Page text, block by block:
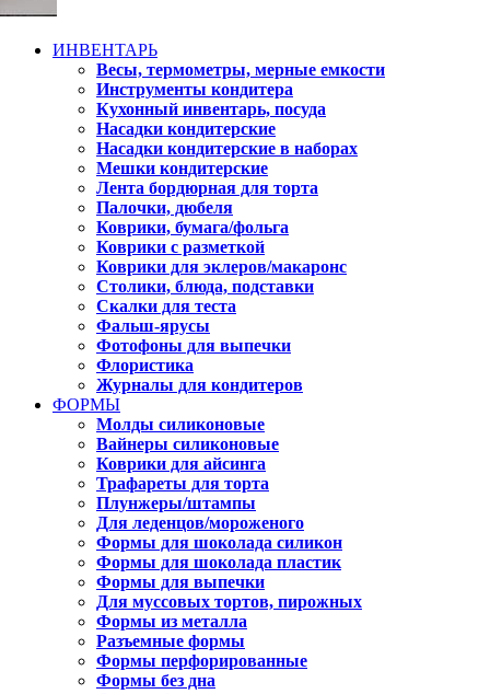
ИНВЕНТАРЬ
Весы, термометры, мерные емкости
Инструменты кондитера
Кухонный инвентарь, посуда
Насадки кондитерские
Насадки кондитерские в наборах
Мешки кондитерские
Лента бордюрная для торта
Палочки, дюбеля
Коврики, бумага/фольга
Коврики с разметкой
Коврики для эклеров/макаронс
Столики, блюда, подставки
Скалки для теста
Фальш-ярусы
Фотофоны для выпечки
Флористика
Журналы для кондитеров
ФОРМЫ
Молды силиконовые
Вайнеры силиконовые
Коврики для айсинга
Трафареты для торта
Плунжеры/штампы
Для леденцов/мороженого
Формы для шоколада силикон
Формы для шоколада пластик
Формы для выпечки
Для муссовых тортов, пирожных
Формы из металла
Разъемные формы
Формы перфорированные
Формы без дна